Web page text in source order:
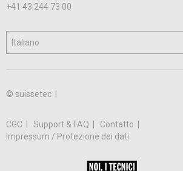
+41 43 244 73 00
© suissetec |
CGC Support & FAQ
Contatto
Impressum / Protezione dei dati